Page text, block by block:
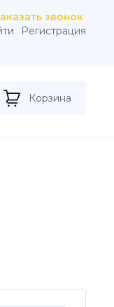
звонок
Регистрация
Корзина